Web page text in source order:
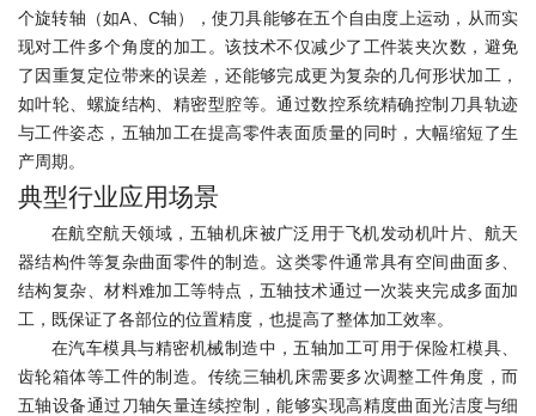
个旋转轴（如A、C轴），使刀具能够在五个自由度上运动，从而实
现对工件多个角度的加工。该技术不仅减少了工件装夹次数，避免
了因重复定位带来的误差，还能够完成更为复杂的几何形状加工，
如叶轮、螺旋结构、精密型腔等。通过数控系统精确控制刀具轨迹
与工件姿态，五轴加工在提高零件表面质量的同时，大幅缩短了生
产周期。
典型行业应用场景
在航空航天领域，五轴机床被广泛用于飞机发动机叶片、航天
器结构件等复杂曲面零件的制造。这类零件通常具有空间曲面多、
结构复杂、材料难加工等特点，五轴技术通过一次装夹完成多面加
工，既保证了各部位的位置精度，也提高了整体加工效率。
在汽车模具与精密机械制造中，五轴加工可用于保险杠模具、
齿轮箱体等工件的制造。传统三轴机床需要多次调整工件角度，而
五轴设备通过刀轴矢量连续控制，能够实现高精度曲面光洁度与细